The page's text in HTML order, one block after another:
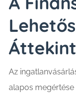
Az
alapos megértése